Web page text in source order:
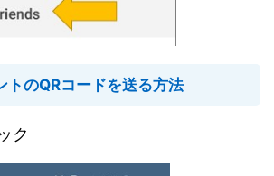
トのQRコードを送る方法
ク